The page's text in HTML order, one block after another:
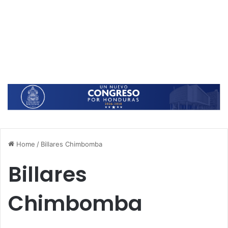
Home / Billares Chimbomba
Billares
Chimbomba